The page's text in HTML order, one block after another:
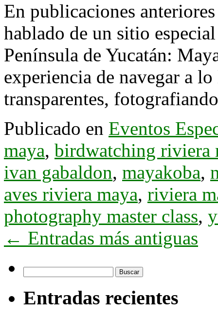
En publicaciones
hablado de un sitio
Península de Yucatán:
experiencia de navegar a
transparentes,
Publicado en Eventos
maya, birdwatching riviera
ivan gabaldon, mayakoba,
aves riviera maya, riviera
photography master class,
← Entradas más antiguas
Entradas recientes